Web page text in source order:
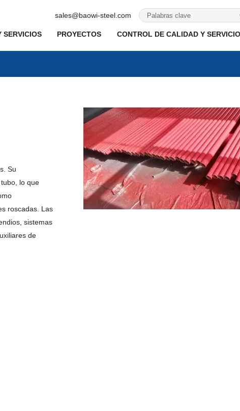
sales@baowi-steel.com
SERVICIOS PROYECTOS CONTROL DE CALIDAD Y
Su
lo que
roscadas. Las
sistemas
de